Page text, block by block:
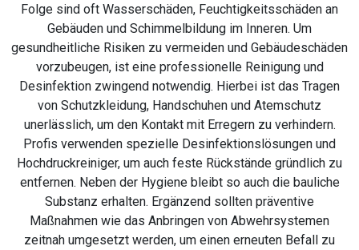
Folge sind oft Wasserschäden, Feuchtigkeitsschäden an
Gebäuden und Schimmelbildung im Inneren. Um
gesundheitliche Risiken zu vermeiden und Gebäudeschäden
vorzubeugen, ist eine professionelle Reinigung und
Desinfektion zwingend notwendig. Hierbei ist das Tragen
von Schutzkleidung, Handschuhen und Atemschutz
unerlässlich, um den Kontakt mit Erregern zu verhindern.
Profis verwenden spezielle Desinfektionslösungen und
Hochdruckreiniger, um auch feste Rückstände gründlich zu
entfernen. Neben der Hygiene bleibt so auch die bauliche
Substanz erhalten. Ergänzend sollten präventive
Maßnahmen wie das Anbringen von Abwehrsystemen
zeitnah umgesetzt werden, um einen erneuten Befall zu